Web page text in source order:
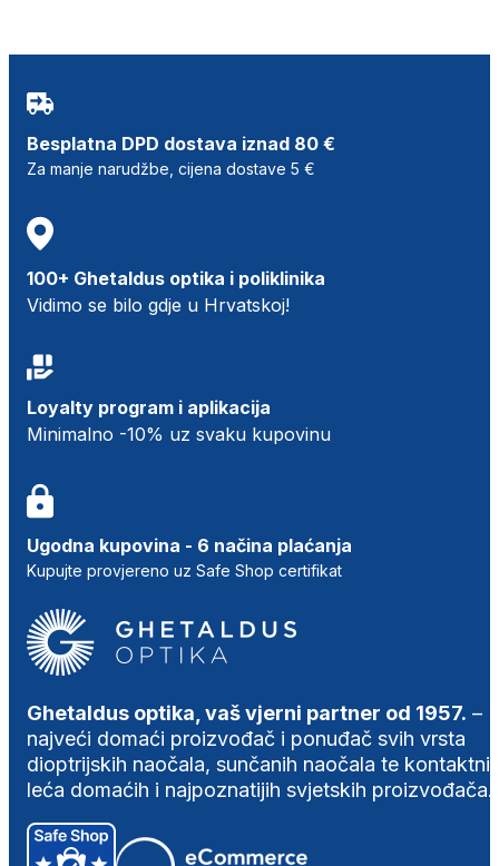
Besplatna DPD dostava iznad 80 €
Za manje narudžbe, cijena dostave 5 €
100+ Ghetaldus optika i poliklinika
Vidimo se bilo gdje u Hrvatskoj!
Loyalty program i aplikacija
Minimalno -10% uz svaku kupovinu
Ugodna kupovina - 6 načina plaćanja
Kupujte provjereno uz Safe Shop certifikat
Ghetaldus optika, vaš vjerni partner od 1957. –
najveći domaći proizvođač i ponuđač svih vrsta
dioptrijskih naočala, sunčanih naočala te
leća domaćih i najpoznatijih svjetskih proizvođača.